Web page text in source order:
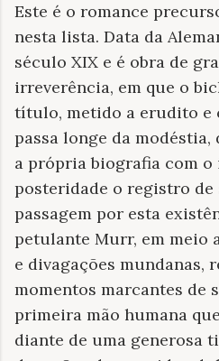
Este é o romance
nesta lista. Data da
século XIX e é obra de
irreverência, em que o
título, metido a erudito e
passa longe da
a própria biografia com
posteridade o registro
passagem por esta
petulante Murr, em meio
e divagações mundanas,
momentos marcantes de
primeira mão humana
diante de uma generosa